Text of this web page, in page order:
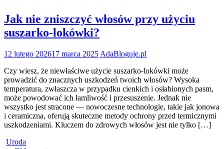
Jak nie zniszczyć włosów przy użyciu
suszarko-lokówki?
12 lutego 202617 marca 2025 AdaBloguje.pl
Czy wiesz, że niewłaściwe użycie suszarko-lokówki może
prowadzić do znacznych uszkodzeń twoich włosów? Wysoka
temperatura, zwłaszcza w przypadku cienkich i osłabionych pasm,
może powodować ich łamliwość i przesuszenie. Jednak nie
wszystko jest stracone — nowoczesne technologie, takie jak jonowa
i ceramiczna, oferują skuteczne metody ochrony przed termicznymi
uszkodzeniami. Kluczem do zdrowych włosów jest nie tylko […]
Uroda